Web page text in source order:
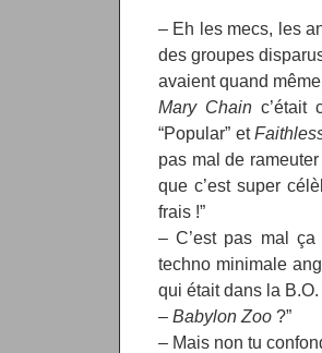
– Eh les mecs, les
des groupes
avaient quand
Mary Chainc’était
“Popular” et
pas mal de
que c’est super
frais !”
– C’est pas mal
techno minimale
qui était dans la
– Babylon Zoo ?”
– Mais non tu